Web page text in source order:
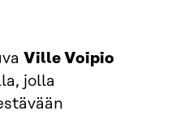
Ville Voipio
jolla